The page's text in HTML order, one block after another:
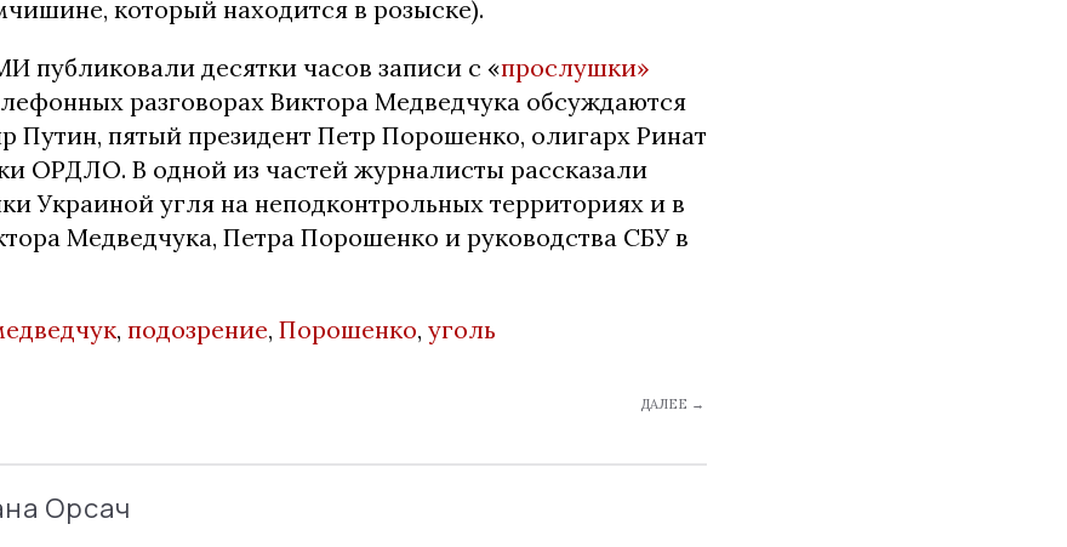
который находится в розыске).
публиковали десятки часов записи с «прослушки»
разговорах Виктора Медведчука обсуждаются
Путин, пятый президент Петр Порошенко, олигарх Ринат
ОРДЛО. В одной из частей журналисты рассказали
Украиной угля на неподконтрольных территориях и в
Медведчука, Петра Порошенко и руководства СБУ в
, подозрение, Порошенко, уголь
ДАЛЕЕ →
Орсач